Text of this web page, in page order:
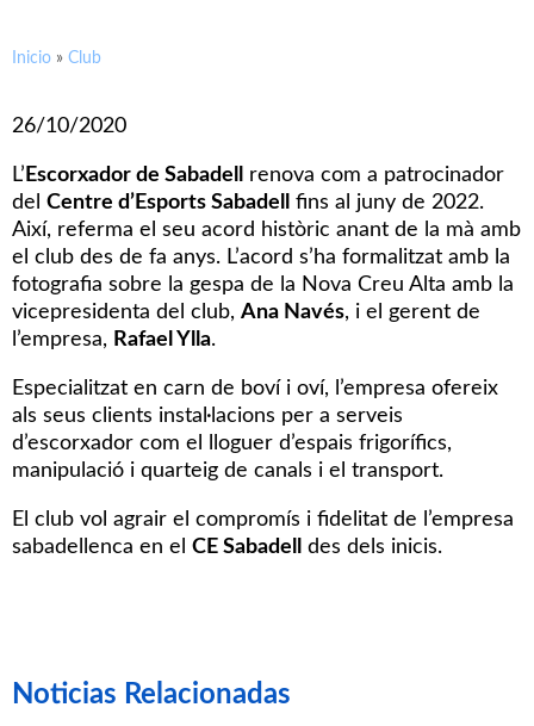
Inicio » Club
26/10/2020
L’ Escorxador de Sabadell
renova com a patrocinador
del Centre d’Esports Sabadell
fins al juny de 2022.
Així, referma el seu acord històric anant de la mà amb
el club des de fa anys. L’acord s’ha formalitzat amb la
fotografia sobre la gespa de la Nova Creu Alta amb la
vicepresidenta del club, Ana Navés, i el gerent de
l’empresa, Rafael Ylla.
Especialitzat en carn de boví i oví, l’empresa ofereix
als seus clients instal·lacions per a serveis
d’escorxador com el lloguer d’espais frigorífics,
manipulació i quarteig de canals i el transport.
El club vol agrair el compromís i fidelitat de l’empresa
sabadellenca en el CE Sabadell des dels inicis.
Noticias Relacionadas